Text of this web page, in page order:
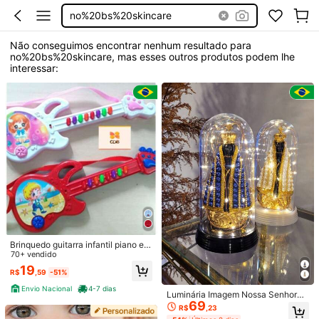
no%20bs%20skincare
Não conseguimos encontrar nenhum resultado para
no%20bs%20skincare, mas esses outros produtos podem lhe
interessar:
Brinquedo guitarra infantil piano e
musical para o seu bebê
70+ vendido
R$19,59 -51%
Envio Nacional
4-7 dias
Luminária Imagem Nossa Senhora
Aparecida Padroeira Do Brasil com
Redoma Led Branco Quente Perola
R$69,23